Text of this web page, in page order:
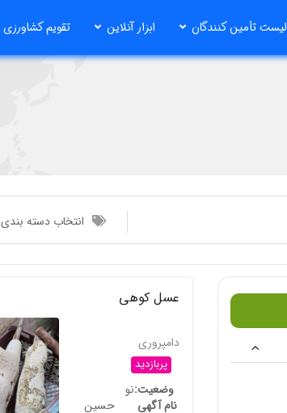
لیست تأمین کنندگان ابزار آنلاین تقویم کشاورزی
انتخاب دسته بندی
عسل کوهی
دامپروری
پربازدید
وضعیت نو
نام آگهی
حسین